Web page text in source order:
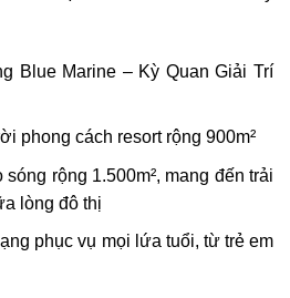
Blue Marine – Kỳ Quan Giải Trí
phong cách resort rộng 900m²
rộng 1.500m², mang đến trải
lòng đô thị
phục vụ mọi lứa tuổi, từ trẻ em